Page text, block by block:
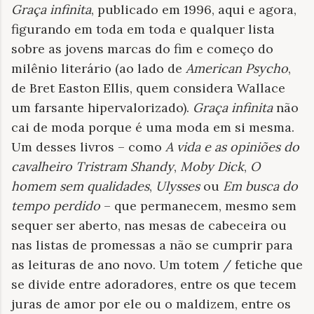
Graça infinita, publicado em 1996, aqui e agora,
figurando em toda em toda e qualquer lista
sobre as jovens marcas do fim e começo do
milênio literário (ao lado de American Psycho,
de Bret Easton Ellis, quem considera Wallace
um farsante hipervalorizado). Graça infinitanão
cai de moda porque é uma moda em si mesma.
Um desses livros – como A vida e as opiniões do
cavalheiro Tristram Shandy, Moby Dick, O
homem sem qualidades, Ulyssesou Em busca do
tempo perdido – que permanecem, mesmo sem
sequer ser aberto, nas mesas de cabeceira ou
nas listas de promessas a não se cumprir para
as leituras de ano novo. Um totem / fetiche que
se divide entre adoradores, entre os que tecem
juras de amor por ele ou o maldizem, entre os